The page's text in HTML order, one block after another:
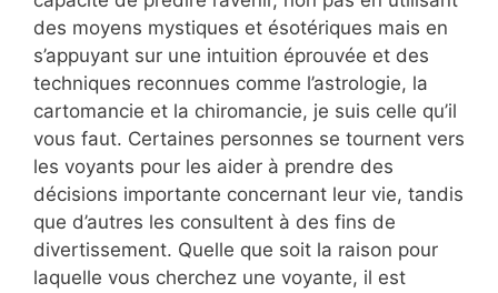
des moyens mystiques et ésotériques mais en
s’appuyant sur une intuition éprouvée et des
techniques reconnues comme l’astrologie, la
cartomancie et la chiromancie, je suis celle qu’il
vous faut. Certaines personnes se tournent vers
les voyants pour les aider à prendre des
décisions importante concernant leur vie, tandis
que d’autres les consultent à des fins de
divertissement. Quelle que soit la raison pour
laquelle vous cherchez une voyante, il est